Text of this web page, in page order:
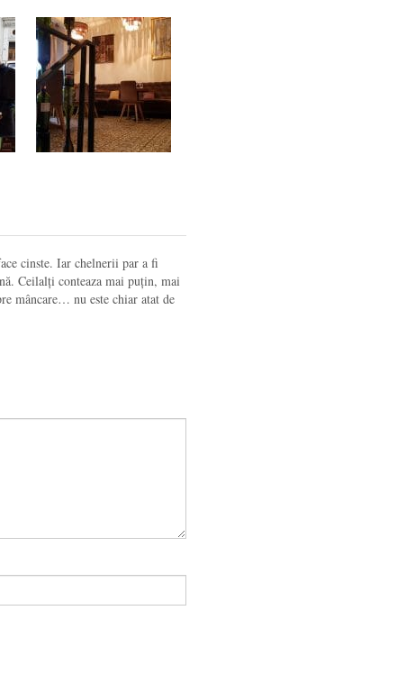
cinste. Iar chelnerii par a fi
Ceilalți conteaza mai puțin, mai
mâncare… nu este chiar atat de